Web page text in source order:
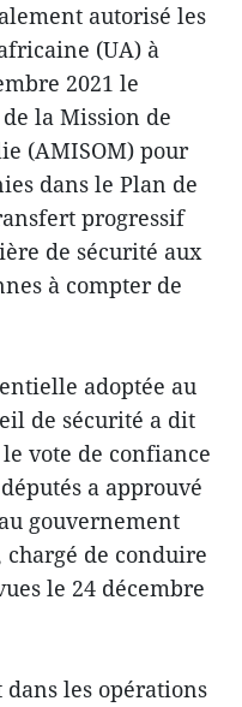
autorisé les
(UA) à
2021 le
la Mission de
(AMISOM) pour
dans le Plan de
progressif
de sécurité aux
à compter de
adoptée au
de sécurité a dit
vote de confiance
a approuvé
gouvernement
de conduire
le 24 décembre
les opérations